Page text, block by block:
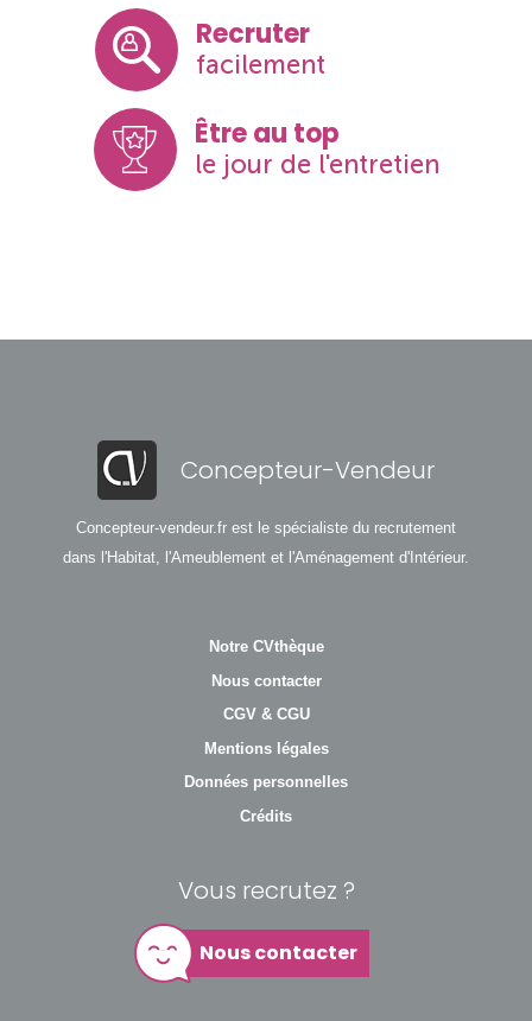
Recruter
facilement
Être au top
le jour de l'entretien
Concepteur-Vendeur
Concepteur-vendeur.fr est le spécialiste du recrutement
dans l'Habitat, l'Ameublement et l'Aménagement d'Intérieur.
Notre CVthèque
Nous contacter
CGV & CGU
Mentions légales
Données personnelles
Crédits
Vous recrutez ?
Nous contacter